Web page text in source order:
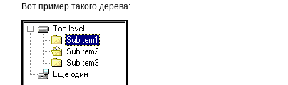
Вот пример такого дерева: